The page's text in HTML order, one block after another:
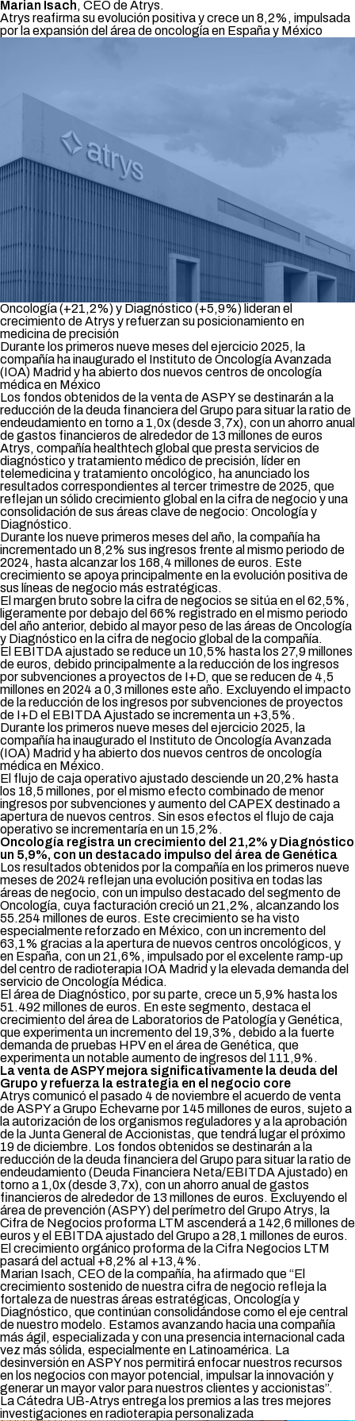
Marian Isach, CEO de Atrys.
Atrys reafirma su evolución positiva y crece un 8,2%, impulsada
por la expansión del área de oncología en España y México
Oncología (+21,2%) y Diagnóstico (+5,9%) lideran el
crecimiento de Atrys y refuerzan su posicionamiento en
medicina de precisión
Durante los primeros nueve meses del ejercicio 2025, la
compañía ha inaugurado el Instituto de Oncología Avanzada
(IOA) Madrid y ha abierto dos nuevos centros de oncología
médica en México
Los fondos obtenidos de la venta de ASPYse destinarán a la
reducción de la deuda financiera del Grupo para situar la ratio de
endeudamiento en torno a 1,0x (desde 3,7x), con un ahorro anual
de gastos financieros de alrededor de 13 millones de euros
Atrys, compañía healthtech global que presta servicios de
diagnóstico y tratamiento médico de precisión, líder en
telemedicina y tratamiento oncológico, ha anunciado los
resultados correspondientes al tercer trimestre de 2025, que
reflejan un sólido crecimiento global en la cifra de negocio y una
consolidación de sus áreas clave de negocio: Oncología y
Diagnóstico.
Durante los nueve primeros meses del año, la compañía ha
incrementado un 8,2% sus ingresos frente al mismo periodo de
2024, hasta alcanzar los 168,4 millones de euros. Este
crecimiento se apoya principalmente en la evolución positiva de
sus líneas de negocio más estratégicas.
El margen bruto sobre la cifra de negocios se sitúa en el 62,5%,
ligeramente por debajo del 66% registrado en el mismo periodo
del año anterior, debido al mayor peso de las áreas de Oncología
y Diagnóstico en la cifra de negocio global de la compañía.
El EBITDA ajustado se reduce un 10,5% hasta los 27,9 millones
de euros, debido principalmente a la reducción de los ingresos
por subvenciones a proyectos de I+D, que se reducen de 4,5
millones en 2024 a 0,3 millones este año. Excluyendo el impacto
de la reducción de los ingresos por subvenciones de proyectos
de I+D el EBITDA Ajustado se incrementa un +3,5%.
Durante los primeros nueve meses del ejercicio 2025, la
compañía ha inaugurado el Instituto de Oncología Avanzada
(IOA) Madrid y ha abierto dos nuevos centros de oncología
médica en México.
El flujo de caja operativo ajustado desciende un 20,2% hasta
los 18,5 millones, por el mismo efecto combinado de menor
ingresos por subvenciones y aumento del CAPEX destinado a
apertura de nuevos centros. Sin esos efectos el flujo de caja
operativo se incrementaría en un 15,2%.
Oncología registra un crecimiento del 21,2% y Diagnóstico
un 5,9%, con un destacado impulso del área de Genética
Los resultados obtenidos por la compañía en los primeros nueve
meses de 2024 reflejan una evolución positiva en todas las
áreas de negocio, con un impulso destacado del segmento de
Oncología, cuya facturación creció un 21,2%, alcanzando los
55.254 millones de euros. Este crecimiento se ha visto
especialmente reforzado en México, con un incremento del
63,1% gracias a la apertura de nuevos centros oncológicos, y
en España, con un 21,6%, impulsado por el excelente ramp-up
del centro de radioterapia IOA Madrid y la elevada demanda del
servicio de Oncología Médica.
El área de Diagnóstico, por su parte, crece un 5,9% hasta los
51.492 millones de euros. En este segmento, destaca el
crecimiento del área de Laboratorios de Patología y Genética,
que experimenta un incremento del 19,3%, debido a la fuerte
demanda de pruebas HPV en el área de Genética, que
experimenta un notable aumento de ingresos del 111,9%.
La venta de ASPY mejora significativamente la deuda del
Grupo y refuerza la estrategia en el negocio core
Atrys comunicó el pasado 4 de noviembre el acuerdo de venta
de ASPY a Grupo Echevarne por 145 millones de euros, sujeto a
la autorización de los organismos reguladores y a la aprobación
de la Junta General de Accionistas, que tendrá lugar el próximo
19 de diciembre. Los fondos obtenidos se destinarán a la
reducción de la deuda financiera del Grupo para situar la ratio de
endeudamiento (Deuda Financiera Neta/EBITDA Ajustado) en
torno a 1,0x (desde 3,7x), con un ahorro anual de gastos
financieros de alrededor de 13 millones de euros. Excluyendo el
área de prevención (ASPY) del perímetro del Grupo Atrys, la
Cifra de Negocios proforma LTM ascenderá a 142,6 millones de
euros y el EBITDA ajustado del Grupo a 28,1 millones de euros.
El crecimiento orgánico proforma de la Cifra Negocios LTM
pasará del actual +8,2% al +13,4%.
Marian Isach, CEO de la compañía, ha afirmado que “El
crecimiento sostenido de nuestra cifra de negocio refleja la
fortaleza de nuestras áreas estratégicas, Oncología y
Diagnóstico, que continúan consolidándose como el eje central
de nuestro modelo. Estamos avanzando hacia una compañía
más ágil, especializada y con una presencia internacional cada
vez más sólida, especialmente en Latinoamérica. La
desinversión en ASPY nos permitirá enfocar nuestros recursos
en los negocios con mayor potencial, impulsar la innovación y
generar un mayor valor para nuestros clientes y accionistas”.
La Cátedra UB-Atrys entrega los premios a las tres mejores
investigaciones en radioterapia personalizada